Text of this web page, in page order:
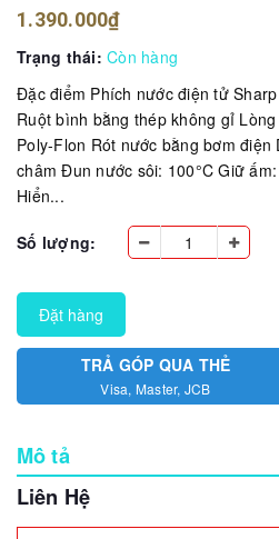
1.390.000₫
Trạng thái: Còn hàng
Đặc điểm Phích nước điện tử
Ruột bình bằng thép không gỉ
Poly-Flon Rót nước bằng bơm điện
châm Đun nước sôi: 100°C Giữ
Hiển...
Số lượng:
Đặt hàng
TRẢ GÓP QUA THẺ
Visa, Master, JCB
Mô tả
Liên Hệ